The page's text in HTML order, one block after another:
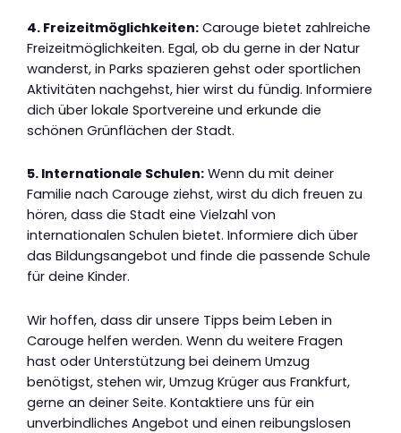
4. Freizeitmöglichkeiten: Carouge bietet zahlreiche
Freizeitmöglichkeiten. Egal, ob du gerne in der Natur
wanderst, in Parks spazieren gehst oder sportlichen
Aktivitäten nachgehst, hier wirst du fündig. Informiere
dich über lokale Sportvereine und erkunde die
schönen Grünflächen der Stadt.
5. Internationale Schulen: Wenn du mit deiner
Familie nach Carouge ziehst, wirst du dich freuen zu
hören, dass die Stadt eine Vielzahl von
internationalen Schulen bietet. Informiere dich über
das Bildungsangebot und finde die passende Schule
für deine Kinder.
Wir hoffen, dass dir unsere Tipps beim Leben in
Carouge helfen werden. Wenn du weitere Fragen
hast oder Unterstützung bei deinem Umzug
benötigst, stehen wir, Umzug Krüger aus Frankfurt,
gerne an deiner Seite. Kontaktiere uns für ein
unverbindliches Angebot und einen reibungslosen